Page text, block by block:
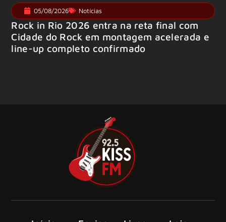
05/08/2026 Notícias
Rock in Rio 2026 entra na reta final com
Cidade do Rock em montagem acelerada e
line-up completo confirmado